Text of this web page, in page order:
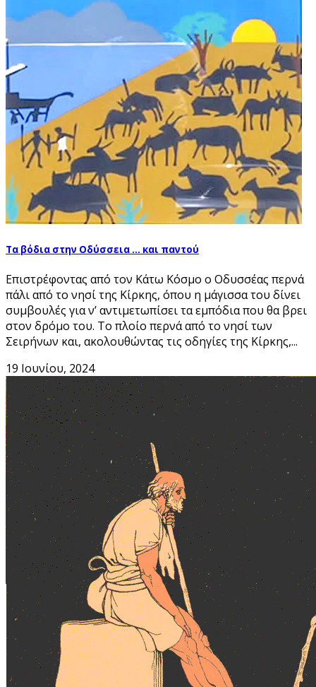
Τα βόδια στην Οδύσσεια … και παντού
Επιστρέφοντας από τον Κάτω Κόσμο ο Οδυσσέας περνά
πάλι από το νησί της Κίρκης, όπου η μάγισσα του δίνει
συμβουλές για ν’ αντιμετωπίσει τα εμπόδια που θα βρει
στον δρόμο του. Το πλοίο περνά από το νησί των
Σειρήνων και, ακολουθώντας τις οδηγίες της Κίρκης,...
19 Ιουνίου, 2024